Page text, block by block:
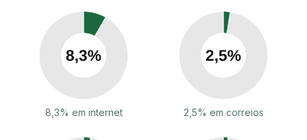
8,3% em internet 2,5% em correios